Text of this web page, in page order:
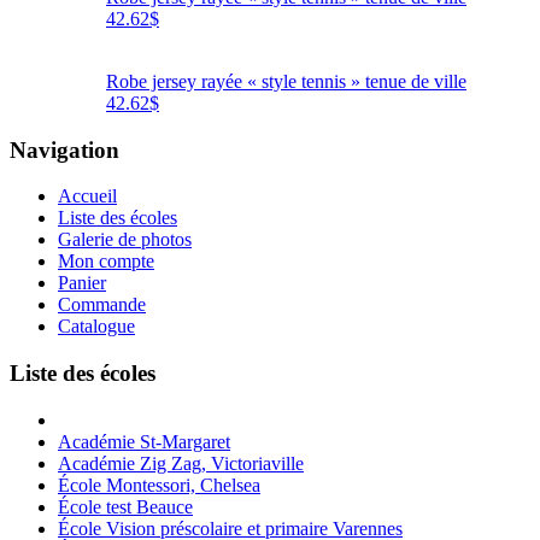
42.62$
Robe jersey rayée « style tennis » tenue de ville
42.62$
Navigation
Accueil
Liste des écoles
Galerie de photos
Mon compte
Panier
Commande
Catalogue
Liste des écoles
Académie St-Margaret
Académie Zig Zag, Victoriaville
École Montessori, Chelsea
École test Beauce
École Vision préscolaire et primaire Varennes